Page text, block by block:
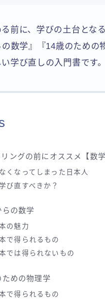
前に、学びの土台とな
の数学』『14歳のため
学び直しの入門書です。
リングの前にオススメ【数
くなってしまった日本人
び直すべきか？
らの数学
の魅力
で得られるもの
では得られないもの
ための物理学
で得られるもの